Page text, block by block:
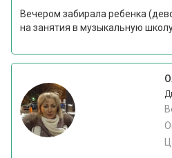
Вечером забирала ребенка
на занятия в музыкальную